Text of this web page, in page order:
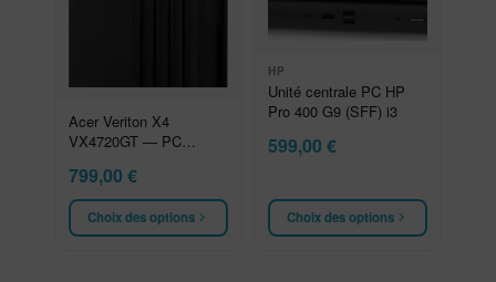
Acer Veriton X4
VX4720GT — PC
799,00 €
Choix des options
HP
Unité centrale PC HP
Pro 400 G9 (SFF) i3
599,00 €
Choix des options